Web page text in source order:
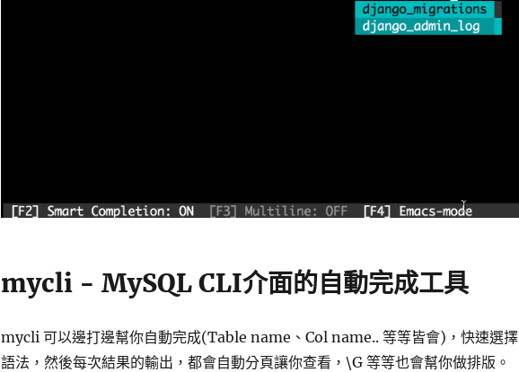
mycli - MySQL CLI介面的自動完成工具
mycli 可以邊打邊幫你自動完成(Table name、Col name.. 等等皆會)，快速選擇
語法，然後每次結果的輸出，都會自動分頁讓你查看，\G 等等也會幫你做排版。